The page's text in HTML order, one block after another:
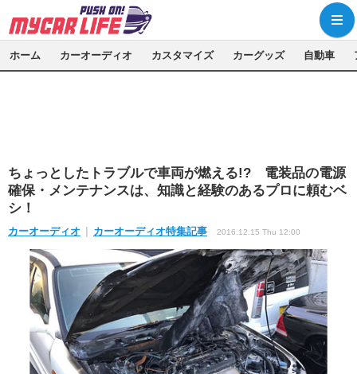
ホーム カーオーディオ カスタマイズ カーグッズ 自動車
ちょっとしたトラブルで車両が燃える!? 電装品の電源
確保・メンテナンスは、知識と経験のあるプロに頼むベ
シ！
カーオーディオ カーオーディオ特集記事 2016.12.15 Thu 12:00